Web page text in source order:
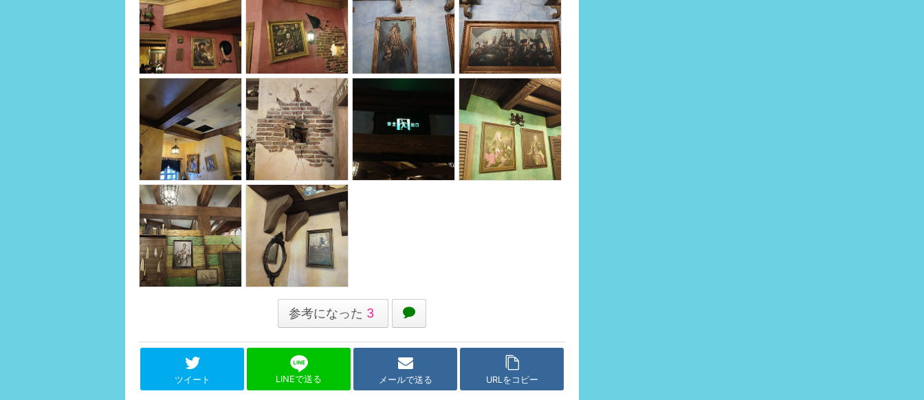
参考になった 3
ツイート LINEで送る メールで送る URLをコピー